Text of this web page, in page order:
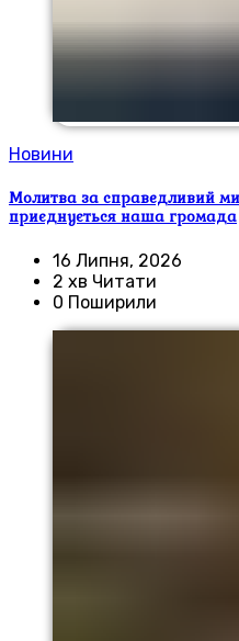
Новини
Молитва за справедливий
приєднується наша громада
16 Липня, 2026
2 хв Читати
0 Поширили